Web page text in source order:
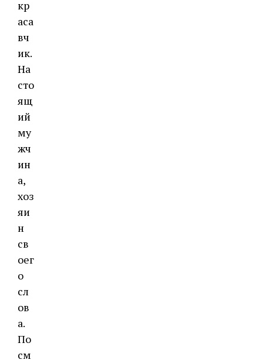
кр
аса
вч
ик.
На
сто
ящ
ий
му
жч
ин
а,
хоз
яи
н
св
оег
о
сл
ов
а.
По
см